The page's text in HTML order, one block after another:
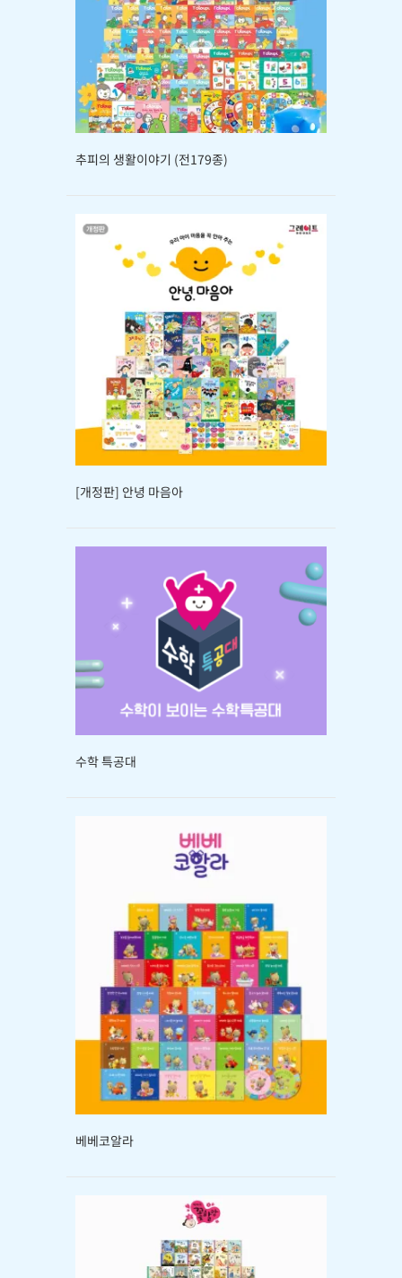
추피의 생활이야기 (전179종)
[개정판] 안녕 마음아
수학 특공대
베베코알라